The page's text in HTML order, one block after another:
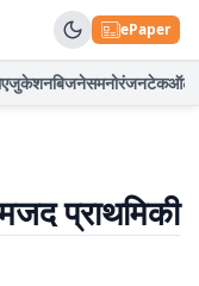
ePaper
एजुकेशनबिजनेसमनोरंजनटेकऑटो
प्राथमिकी